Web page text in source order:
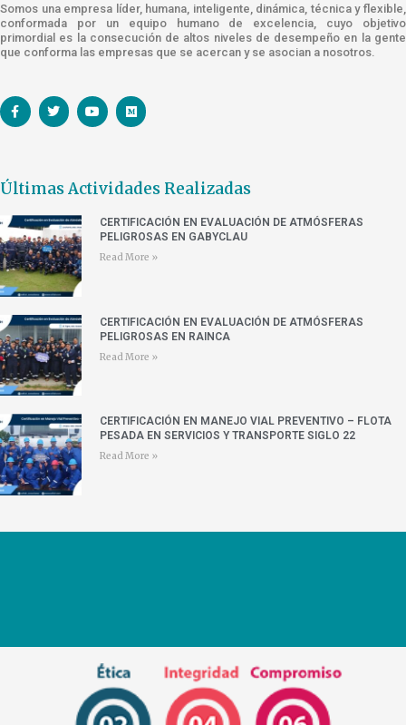
Somos una empresa líder, humana, inteligente, dinámica, técnica y flexible,
conformada por un equipo humano de excelencia, cuyo objetivo
primordial es la consecución de altos niveles de desempeño en la gente
que conforma las empresas que se acercan y se asocian a nosotros.
Últimas Actividades Realizadas
CERTIFICACIÓN EN EVALUACIÓN DE ATMÓSFERAS
PELIGROSAS EN GABYCLAU
Read More »
CERTIFICACIÓN EN EVALUACIÓN DE ATMÓSFERAS
PELIGROSAS EN RAINCA
Read More »
CERTIFICACIÓN EN MANEJO VIAL PREVENTIVO – FLOTA
PESADA EN SERVICIOS Y TRANSPORTE SIGLO 22
Read More »